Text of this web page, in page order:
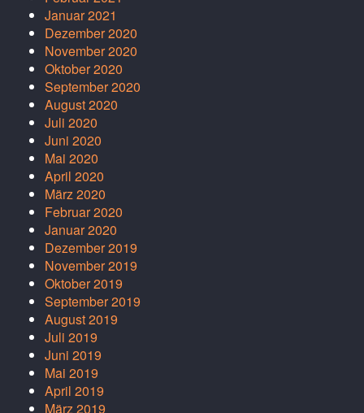
Januar 2021
Dezember 2020
November 2020
Oktober 2020
September 2020
August 2020
Juli 2020
Juni 2020
Mai 2020
April 2020
März 2020
Februar 2020
Januar 2020
Dezember 2019
November 2019
Oktober 2019
September 2019
August 2019
Juli 2019
Juni 2019
Mai 2019
April 2019
März 2019